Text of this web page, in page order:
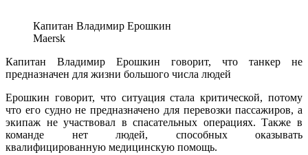
Капитан Владимир Ерошкин
Maersk
Капитан Владимир Ерошкин говорит, что танкер не
предназначен для жизни большого числа людей
Ерошкин говорит, что ситуация стала критической, потому
что его судно не предназначено для перевозки пассажиров, а
экипаж не участвовал в спасательных операциях. Также в
команде нет людей, способных оказывать
квалифицированную медицинскую помощь.